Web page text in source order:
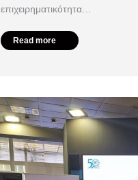
επιχειρηματικότητα…
Read more